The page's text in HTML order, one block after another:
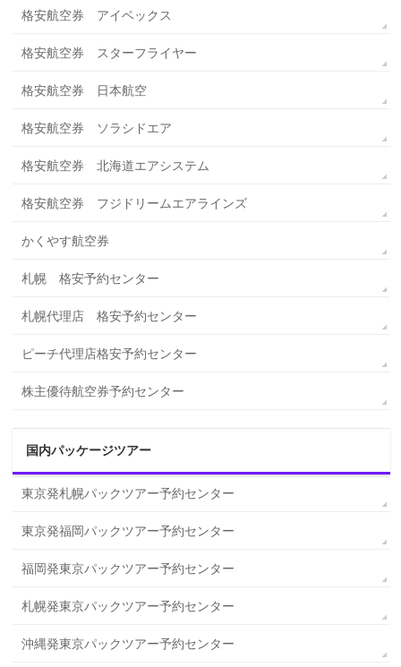
格安航空券 アイベックス
格安航空券 スターフライヤー
格安航空券 日本航空
格安航空券 ソラシドエア
格安航空券 北海道エアシステム
格安航空券 フジドリームエアラインズ
かくやす航空券
札幌 格安予約センター
札幌代理店 格安予約センター
ピーチ代理店格安予約センター
株主優待航空券予約センター
国内パッケージツアー
東京発札幌パックツアー予約センター
東京発福岡パックツアー予約センター
福岡発東京パックツアー予約センター
札幌発東京パックツアー予約センター
沖縄発東京パックツアー予約センター